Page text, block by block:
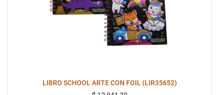
LIBRO SCHOOL ARTE CON FOIL (LIR35652)